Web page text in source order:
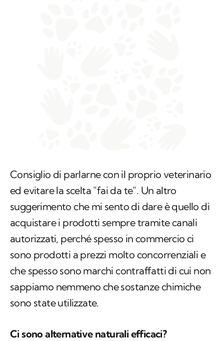
Consiglio di parlarne con il proprio veterinario
ed evitare la scelta "fai da te". Un altro
suggerimento che mi sento di dare è quello di
acquistare i prodotti sempre tramite canali
autorizzati, perché spesso in commercio ci
sono prodotti a prezzi molto concorrenziali e
che spesso sono marchi contraffatti di cui non
sappiamo nemmeno che sostanze chimiche
sono state utilizzate.
Ci sono alternative naturali efficaci?